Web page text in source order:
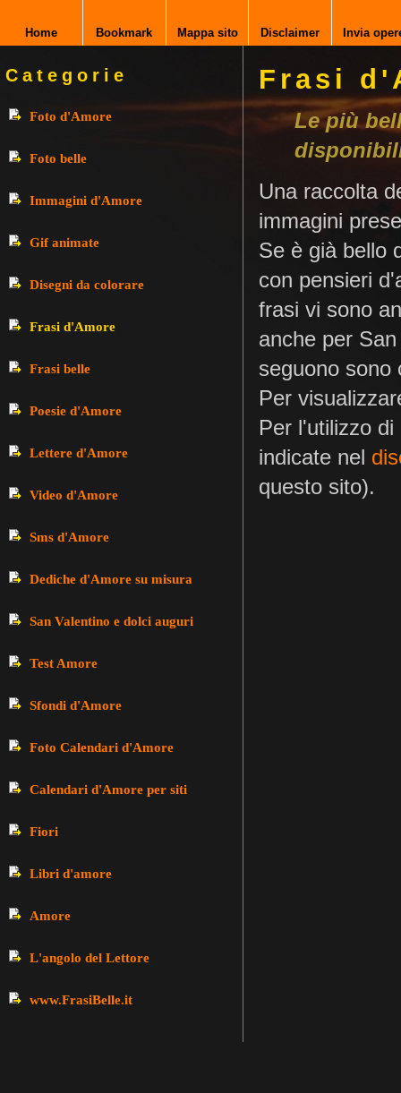
Home Bookmark Mappa sito Disclaimer Invia
Categorie
Foto d'Amore
Foto belle
Immagini d'Amore
Gif animate
Disegni da colorare
Frasi d'Amore
Frasi belle
Poesie d'Amore
Lettere d'Amore
Video d'Amore
Sms d'Amore
Dediche d'Amore su misura
San Valentino e dolci auguri
Test Amore
Sfondi d'Amore
Foto Calendari d'Amore
Calendari d'Amore per siti
Fiori
Libri d'amore
Amore
L'angolo del Lettore
www.FrasiBelle.it
Frasi
Le più
Una raccolta
immagini
Se è già bello
con pensieri
frasi vi sono
anche per
seguono sono
Per
Per l'utilizzo
indicate nel
questo sito).